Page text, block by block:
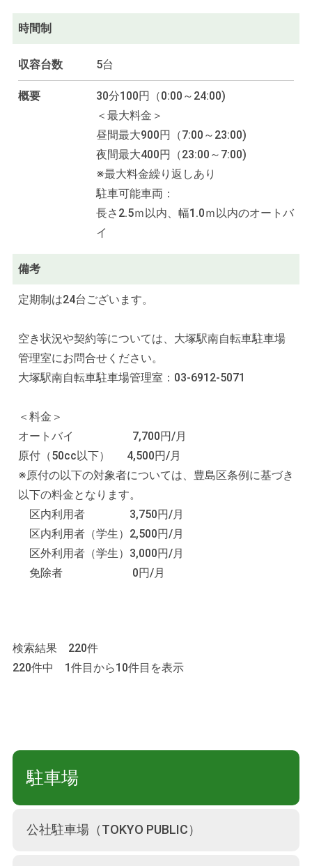
時間制
収容台数 5台
概要
30分100円（0:00～24:00)
＜最大料金＞
昼間最大900円（7:00～23:00)
夜間最大400円（23:00～7:00)
※最大料金繰り返しあり
駐車可能車両：
長さ2.5ｍ以内、幅1.0ｍ以内のオートバ
イ
備考
定期制は24台ございます。
空き状況や契約等については、大塚駅南自転車駐車場
管理室にお問合せください。
大塚駅南自転車駐車場管理室：03-6912-5071
＜料金＞
オートバイ 7,700円/月
原付（50cc以下） 4,500円/月
※原付の以下の対象者については、豊島区条例に基づき
以下の料金となります。
区内利用者 3,750円/月
区内利用者（学生）2,500円/月
区外利用者（学生）3,000円/月
免除者 0円/月
検索結果 220件
220件中 1件目から10件目を表示
駐車場
公社駐車場（TOKYO PUBLIC）